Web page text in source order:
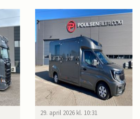
29. april 2026 kl. 10:31